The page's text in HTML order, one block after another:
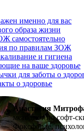
именно для вас
образа жизни
самостоятельно
по правилам ЗОЖ
и гигиена
на ваше здоровье
для заботы о
о здоровье
Анастасия
методист по софт-
Фоксфорде,